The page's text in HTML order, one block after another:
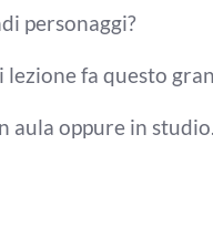
personaggi?
lezione fa questo
aulaoppure in